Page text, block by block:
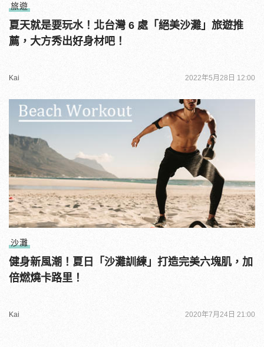
旅遊
夏天就是要玩水！北台灣 6 處「絕美沙灘」旅遊推
薦，大方秀出好身材吧！
Kai 2022年5月28日 12:00
沙灘
健身新風潮！夏日「沙灘訓練」打造完美六塊肌，加
倍燃燒卡路里！
Kai 2020年7月24日 21:00